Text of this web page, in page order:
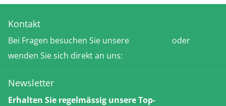
Kontakt
Bei Fragen besuchen Sie unsere
oder
wenden Sie sich direkt an uns:
Newsletter
Erhalten Sie regelmässig unsere Top-